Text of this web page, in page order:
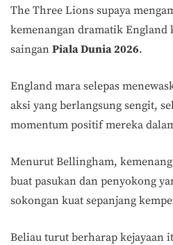
The Three Lions supaya
kemenangan dramatik England
saingan Piala Dunia 2026.
England mara selepas
aksi yang berlangsung sengit,
momentum positif mereka
Menurut Bellingham,
buat pasukan dan penyokong
sokongan kuat sepanjang
Beliau turut berharap kejayaan